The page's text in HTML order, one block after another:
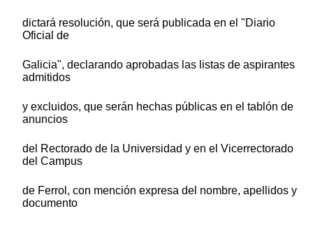
dictará resolución, que será publicada en el "Diario
Oficial de
Galicia", declarando aprobadas las listas de aspirantes
admitidos
y excluidos, que serán hechas públicas en el tablón de
anuncios
del Rectorado de la Universidad y en el Vicerrectorado
del Campus
de Ferrol, con mención expresa del nombre, apellidos y
documento